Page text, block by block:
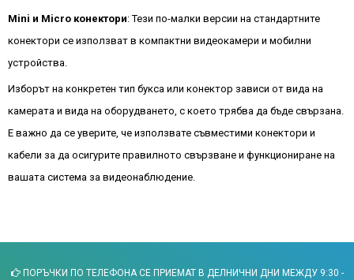
Mini и Micro конектори: Тези по-малки версии на стандартните
конектори се използват в компактни видеокамери и мобилни
устройства.
Изборът на конкретен тип букса или конектор зависи от вида на
камерата и вида на оборудването, с което трябва да бъде свързана.
Е важно да се уверите, че използвате съвместими конектори и
кабели за да осигурите правилното свързване и функциониране на
вашата система за видеонаблюдение.
ПОРЪЧКИ ПО ТЕЛЕФОНА СЕ ПРИЕМАТ В ДЕЛНИЧНИ ДНИ МЕЖДУ 9:30 -